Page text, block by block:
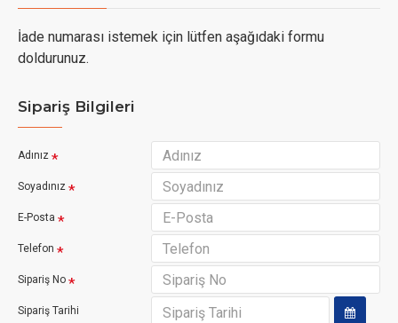
İade numarası istemek için lütfen aşağıdaki formu
doldurunuz.
Sipariş Bilgileri
Adınız
Soyadınız
E-Posta
Telefon
Sipariş No
Sipariş Tarihi